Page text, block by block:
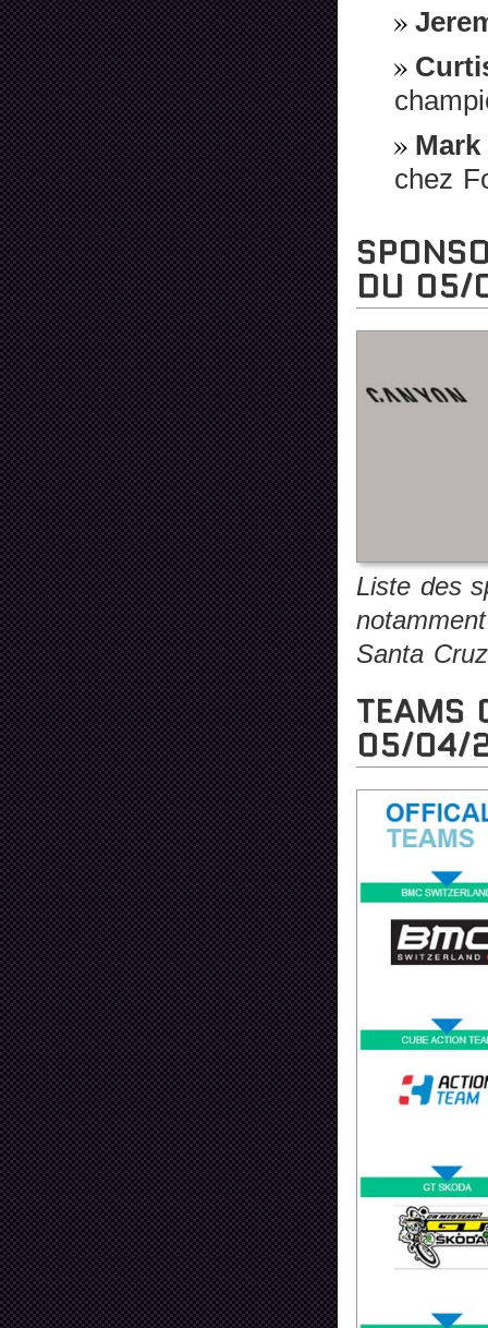
Mark
chez
DU
Liste des
Santa
TEAMS
05/04/